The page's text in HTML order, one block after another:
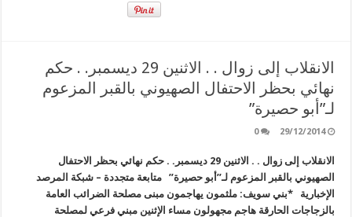
الانقلاب إلى زوال . . الاثنين 29 ديسمبر. . حكم
نهائي بحظر الاحتفال الصهيوني بالقبر المزعوم
لـ”أبو حصيرة”
29/12/2014
0
الانقلاب إلى زوال . . الاثنين 29 ديسمبر. . حكم نهائي بحظر الاحتفال
الصهيوني بالقبر المزعوم لـ”أبو حصيرة” متابعة متجددة – شبكة المرصد
الإخبارية *بني سويف: ملثمون يهاجمون مبنى مصلحة الضرائب العامة
بالزجاجات الحارقة هاجم مجهولون مساء الإثنين مبني فرعي لمصلحة